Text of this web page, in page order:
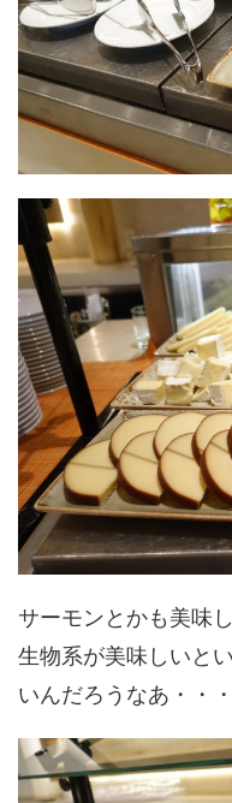
サーモンとかも美味
生物系が美味しいと
いんだろうなあ・・・